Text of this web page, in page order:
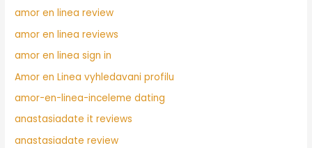
amor en linea review
amor en linea reviews
amor en linea sign in
Amor en Linea vyhledavani profilu
amor-en-linea-inceleme dating
anastasiadate it reviews
anastasiadate review